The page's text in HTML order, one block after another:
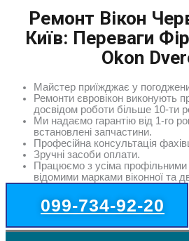
Ремонт Вікон
Київ: Переваги
Okon
Майстер приїжджає у
Ремонти євровікон виконують
досвідом роботи більше 10-ти
Ми надаємо гарантію від 1-го
встановлені запчастини.
Професійна консультація
Зручні засоби оплати.
Працюємо з усіма
відомими марками віконної та
099-734-92-20